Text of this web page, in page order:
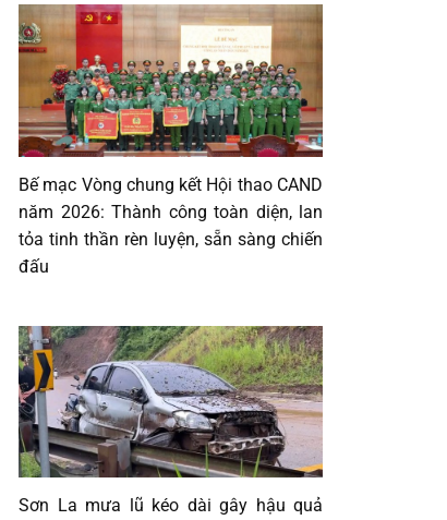
Bế mạc Vòng chung kết Hội thao CAND
năm 2026: Thành công toàn diện, lan
tỏa tinh thần rèn luyện, sẵn sàng chiến
đấu
Sơn La mưa lũ kéo dài gây hậu quả